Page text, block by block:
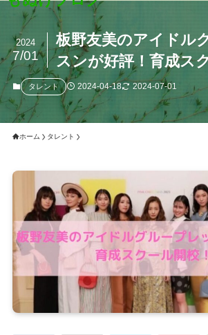
板野友美のアイドル
スンが好評！育成ス
2024
7/01
タレント 2024-04-18 2024-07-01
ホーム タレント